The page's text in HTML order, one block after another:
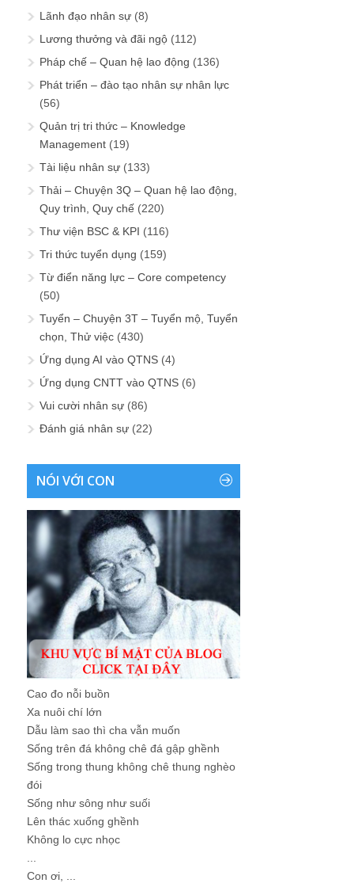
Lãnh đạo nhân sự (8)
Lương thưởng và đãi ngộ (112)
Pháp chế – Quan hệ lao động (136)
Phát triển – đào tạo nhân sự nhân lực
(56)
Quản trị tri thức – Knowledge
Management (19)
Tài liệu nhân sự (133)
Thải – Chuyện 3Q – Quan hệ lao động,
Quy trình, Quy chế (220)
Thư viện BSC & KPI (116)
Tri thức tuyển dụng (159)
Từ điển năng lực – Core competency
(50)
Tuyển – Chuyện 3T – Tuyển mộ, Tuyển
chọn, Thử việc (430)
Ứng dụng AI vào QTNS (4)
Ứng dụng CNTT vào QTNS (6)
Vui cười nhân sự (86)
Đánh giá nhân sự (22)
NÓI VỚI CON
Cao đo nỗi buồn
Xa nuôi chí lớn
Dẫu làm sao thì cha vẫn muốn
Sống trên đá không chê đá gập ghềnh
Sống trong thung không chê thung nghèo
đói
Sống như sông như suối
Lên thác xuống ghềnh
Không lo cực nhọc
Con ơi, ...